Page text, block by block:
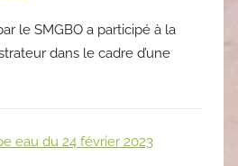
le SMGBO a participé à la
dans le cadre d’une
eau du 24 février 2023